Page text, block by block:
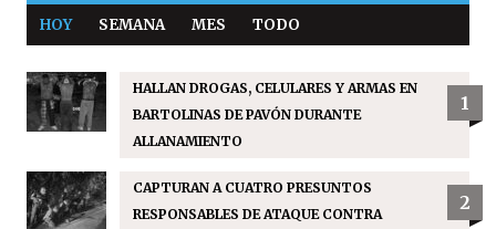
HOY SEMANA MES TODO
HALLAN DROGAS, CELULARES Y ARMAS EN
BARTOLINAS DE PAVÓN DURANTE
ALLANAMIENTO
1
CAPTURAN A CUATRO PRESUNTOS
RESPONSABLES DE ATAQUE CONTRA
2